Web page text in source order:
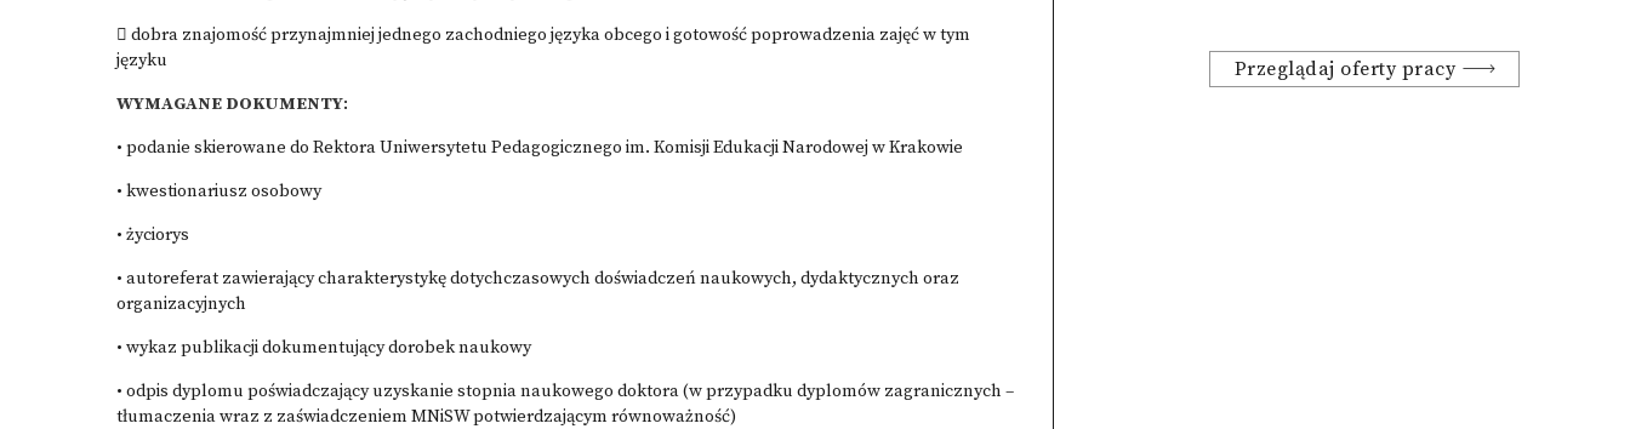
 dobra znajomość przynajmniej jednego zachodniego języka obcego i gotowość poprowadzenia zajęć w tym
języku
WYMAGANE DOKUMENTY:
• podanie skierowane do Rektora Uniwersytetu Pedagogicznego im. Komisji Edukacji Narodowej w Krakowie
• kwestionariusz osobowy
• życiorys
• autoreferat zawierający charakterystykę dotychczasowych doświadczeń naukowych, dydaktycznych oraz
organizacyjnych
• wykaz publikacji dokumentujący dorobek naukowy
• odpis dyplomu poświadczający uzyskanie stopnia naukowego doktora (w przypadku dyplomów zagranicznych –
tłumaczenia wraz z zaświadczeniem MNiSW potwierdzającym równoważność)
Przeglądaj oferty pracy